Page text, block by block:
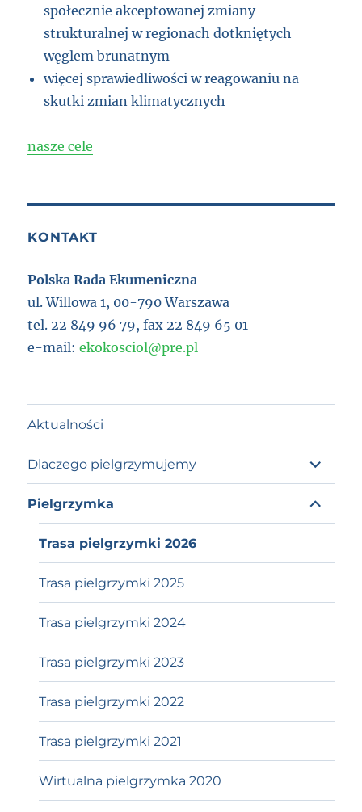
społecznie akceptowanej zmiany
strukturalnej w regionach dotkniętych
węglem brunatnym
więcej sprawiedliwości w reagowaniu na
skutki zmian klimatycznych
nasze cele
KONTAKT
Polska Rada Ekumeniczna
ul. Willowa 1, 00-790 Warszawa
tel. 22 849 96 79, fax 22 849 65 01
e-mail:ekokosciol@pre.pl
Aktualności
Dlaczego pielgrzymujemy
expand
child
menu
Pielgrzymka
expand
child
menu
Trasa pielgrzymki 2026
Trasa pielgrzymki 2025
Trasa pielgrzymki 2024
Trasa pielgrzymki 2023
Trasa pielgrzymki 2022
Trasa pielgrzymki 2021
Wirtualna pielgrzymka 2020